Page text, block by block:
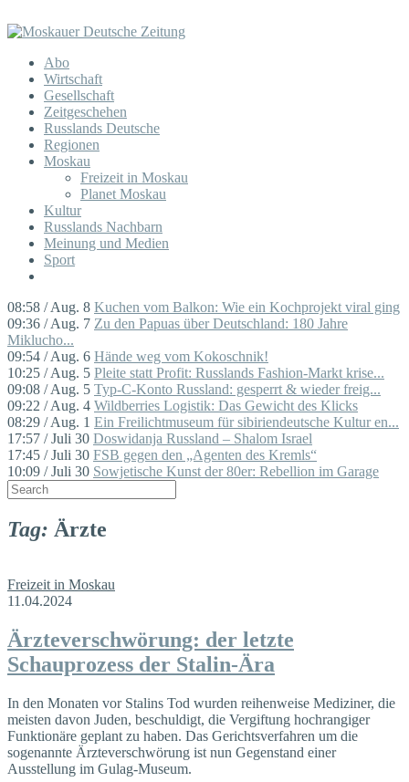
Abo
Wirtschaft
Gesellschaft
Zeitgeschehen
Russlands Deutsche
Regionen
Moskau
Freizeit in Moskau
Planet Moskau
Kultur
Russlands Nachbarn
Meinung und Medien
Sport
08:58 / Aug. 8 Kuchen vom Balkon: Wie ein Kochprojekt viral ging
09:36 / Aug. 7 Zu den Papuas über Deutschland: 180 Jahre
Miklucho...
09:54 / Aug. 6 Hände weg vom Kokoschnik!
10:25 / Aug. 5 Pleite statt Profit: Russlands Fashion-Markt krise...
09:08 / Aug. 5 Typ-C-Konto Russland: gesperrt & wieder freig...
09:22 / Aug. 4 Wildberries Logistik: Das Gewicht des Klicks
08:29 / Aug. 1 Ein Freilichtmuseum für sibiriendeutsche Kultur en...
17:57 / Juli 30 Doswidanja Russland – Shalom Israel
17:45 / Juli 30 FSB gegen den „Agenten des Kremls“
10:09 / Juli 30 Sowjetische Kunst der 80er: Rebellion im Garage
Tag: Ärzte
Freizeit in Moskau
11.04.2024
Ärzteverschwörung: der letzte
Schauprozess der Stalin-Ära
In den Monaten vor Stalins Tod wurden reihenweise Mediziner, die
meisten davon Juden, beschuldigt, die Vergiftung hochrangiger
Funktionäre geplant zu haben. Das Gerichtsverfahren um die
sogenannte Ärzteverschwörung ist nun Gegenstand einer
Ausstellung im Gulag-Museum.